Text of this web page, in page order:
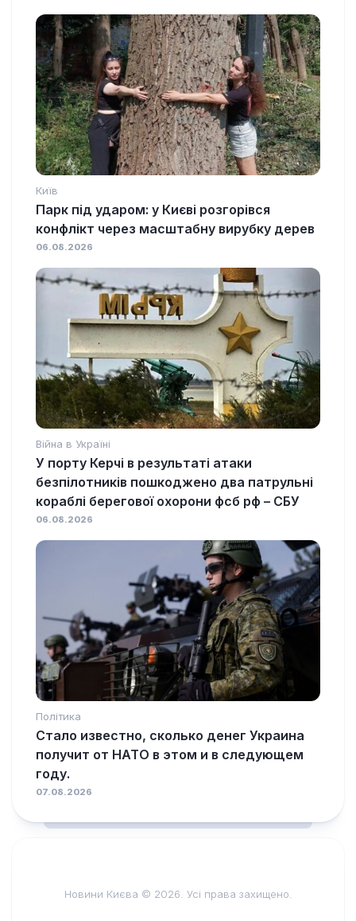
Київ
Парк під ударом: у Києві розгорівся
конфлікт через масштабну вирубку дерев
06.08.2026
Війна в Україні
У порту Керчі в результаті атаки
безпілотників пошкоджено два патрульні
кораблі берегової охорони фсб рф – СБУ
06.08.2026
Політика
Стало известно, сколько денег Украина
получит от НАТО в этом и в следующем
году.
07.08.2026
Новини Києва © 2026. Усі права захищено.